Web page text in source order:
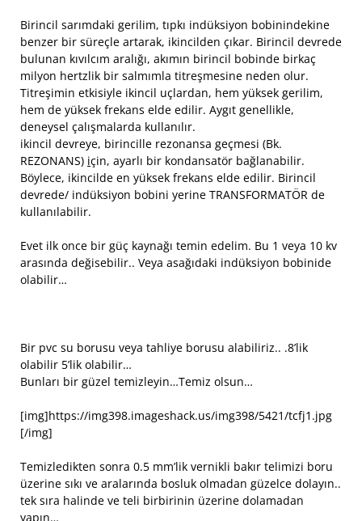
Birincil sarımdaki gerilim, tıpkı indüksiyon bobinindekine
benzer bir süreçle artarak, ikincilden çıkar. Birincil devrede
bulunan kıvılcım aralığı, akımın birincil bobinde birkaç
milyon hertzlik bir salmımla titreşmesine neden olur.
Titreşimin etkisiyle ikincil uçlardan, hem yüksek gerilim,
hem de yüksek frekans elde edilir. Aygıt genellikle,
deneysel çalışmalarda kullanılır.
ikincil devreye, birincille rezonansa geçmesi (Bk.
REZONANS) için, ayarlı bir kondansatör bağlanabilir.
Böylece, ikincilde en yüksek frekans elde edilir. Birincil
devrede/ indüksiyon bobini yerine TRANSFORMATÖR de
kullanılabilir.
Evet ilk once bir güç kaynağı temin edelim. Bu 1 veya 10 kv
arasında değisebilir.. Veya asağıdaki indüksiyon bobinide
olabilir…
Bir pvc su borusu veya tahliye borusu alabiliriz.. .8’lik
olabilir 5’lik olabilir…
Bunları bir güzel temizleyin…Temiz olsun…
[img]https://img398.imageshack.us/img398/5421/tcfj1.jpg
[/img]
Temizledikten sonra 0.5 mm’lik vernikli bakır telimizi boru
üzerine sıkı ve aralarında bosluk olmadan güzelce dolayın..
tek sıra halinde ve teli birbirinin üzerine dolamadan
yapın…